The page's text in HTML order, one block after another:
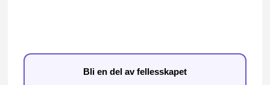
Bli en del av fellesskapet